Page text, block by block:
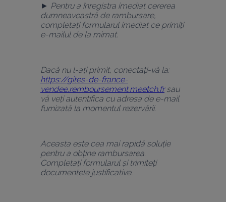
► Pentru a înregistra imediat cererea
dumneavoastră de rambursare,
completați formularul imediat ce primiți
e-mailul de la mimat.
Dacă nu l-ați primit, conectați-vă la:
https://gites-de-france-
vendee.remboursement.meetch.fr sau
vă veți autentifica cu adresa de e-mail
furnizată la momentul rezervării.
Aceasta este cea mai rapidă soluție
pentru a obține rambursarea.
Completați formularul și trimiteți
documentele justificative.